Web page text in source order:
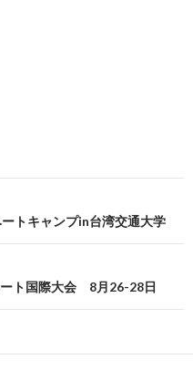
トキャンプin台湾交通大学
ート国際大会 8月26-28日